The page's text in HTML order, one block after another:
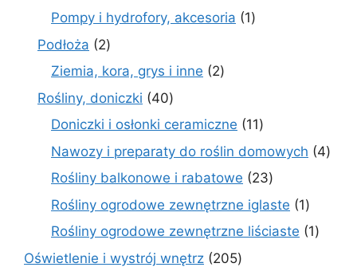
produkt
Pompy i hydrofory, akcesoria 11
Podłoża 22
Ziemia, kora, grys i inne 22
Rośliny, doniczki 4040
produktów
Doniczki i osłonki ceramiczne 1111
produktów
Nawozy i preparaty do roślin domowych 44
Rośliny balkonowe i rabatowe 2323
produkty
Rośliny ogrodowe zewnętrzne iglaste 11
produkt
Rośliny ogrodowe zewnętrzne liściaste 11
Oświetlenie i wystrój wnętrz 205205